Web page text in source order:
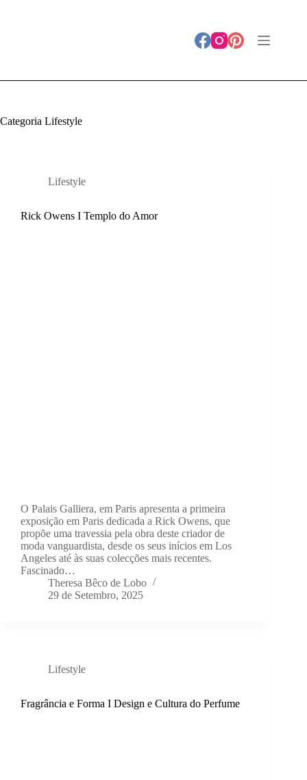
Categoria Lifestyle
Lifestyle
Rick Owens I Templo do Amor
O Palais Galliera, em Paris apresenta a primeira
exposição em Paris dedicada a Rick Owens, que
propõe uma travessia pela obra deste criador de
moda vanguardista, desde os seus inícios em Los
Angeles até às suas colecções mais recentes.
Fascinado…
Theresa Bêco de Lobo
29 de Setembro, 2025
Lifestyle
Fragrância e Forma I Design e Cultura do Perfume